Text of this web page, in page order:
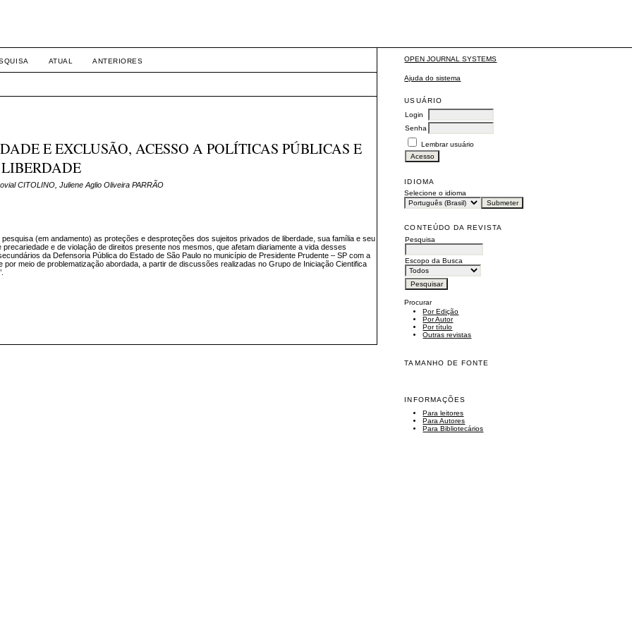
OPEN JOURNAL SYSTEMS
Ajuda do sistema
USUÁRIO
Login
Senha
Lembrar usuário
IDIOMA
Selecione o idioma
CONTEÚDO DA REVISTA
Pesquisa
Escopo da Busca
Procurar
Por Edição
Por Autor
Por título
Outras revistas
TAMANHO DE FONTE
INFORMAÇÕES
Para leitores
Para Autores
Para Bibliotecários
ATUAL ANTERIORES
E EXCLUSÃO, ACESSO A POLÍTICAS PÚBLICAS E
CITOLINO, Juliene Aglio Oliveira PARRÃO
(em andamento) as proteções e desproteções dos sujeitos privados de liberdade, sua família e seu
e de violação de direitos presente nos mesmos, que afetam diariamente a vida desses
da Defensoria Pública do Estado de São Paulo no município de Presidente Prudente – SP com a
meio de problematização abordada, a partir de discussões realizadas no Grupo de Iniciação Cientifica